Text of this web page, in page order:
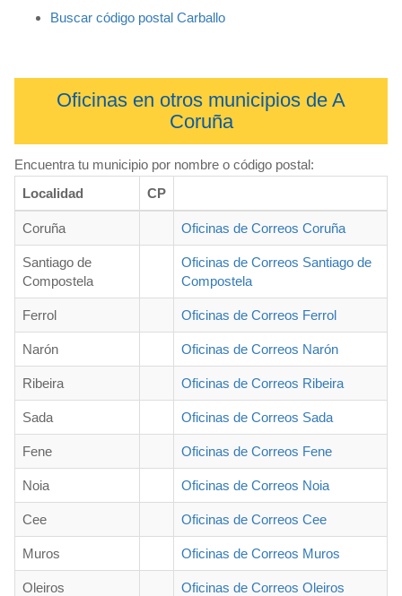
Buscar código postal Carballo
Oficinas en otros municipios de A
Coruña
Encuentra tu municipio por nombre o código postal:
Localidad
CP
Coruña Oficinas de Correos Coruña
Santiago de
Compostela
Oficinas de Correos Santiago de
Compostela
Ferrol Oficinas de Correos Ferrol
Narón Oficinas de Correos Narón
Ribeira Oficinas de Correos Ribeira
Sada Oficinas de Correos Sada
Fene Oficinas de Correos Fene
Noia Oficinas de Correos Noia
Cee Oficinas de Correos Cee
Muros Oficinas de Correos Muros
Oleiros Oficinas de Correos Oleiros